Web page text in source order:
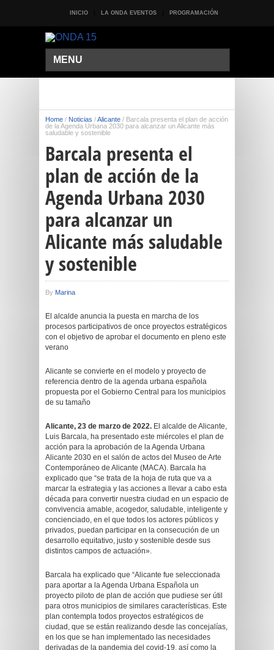
INICIO LA ONDA EVENTOS PROGRAMACIÓN
MENU
Home / Noticias /Alicante / Barcala presenta el plan de acción
de la Agenda Urbana 2030 para alcanzar un Alicante más
saludable y sostenible
Barcala presenta el
plan de acción de la
Agenda Urbana 2030
para alcanzar un
Alicante más saludable
y sostenible
By Marina
El alcalde anuncia la puesta en marcha de los
procesos participativos de once proyectos estratégicos
con el objetivo de aprobar el documento en pleno este
verano
Alicante se convierte en el modelo y proyecto de
referencia dentro de la agenda urbana española
propuesta por el Gobierno Central para los municipios
de su tamaño
Alicante, 23 de marzo de 2022. El alcalde de Alicante,
Luis Barcala, ha presentado este miércoles el plan de
acción para la aprobación de la Agenda Urbana
Alicante 2030 en el salón de actos del Museo de Arte
Contemporáneo de Alicante (MACA). Barcala ha
explicado que “se trata de la hoja de ruta que va a
marcar la estrategia y las acciones a llevar a cabo esta
década para convertir nuestra ciudad en un espacio de
convivencia amable, acogedor, saludable, inteligente y
concienciado, en el que todos los actores públicos y
privados, puedan participar en la consecución de un
desarrollo equitativo, justo y sostenible desde sus
distintos campos de actuación».
Barcala ha explicado que “Alicante fue seleccionada
para aportar a la Agenda Urbana Española un
proyecto piloto de plan de acción que pudiese ser útil
para otros municipios de similares características. Este
plan contempla todos proyectos estratégicos de
ciudad, que se están realizando desde las concejalías,
en los que se han implementado las necesidades
derivadas de la pandemia del covid-19, así como la